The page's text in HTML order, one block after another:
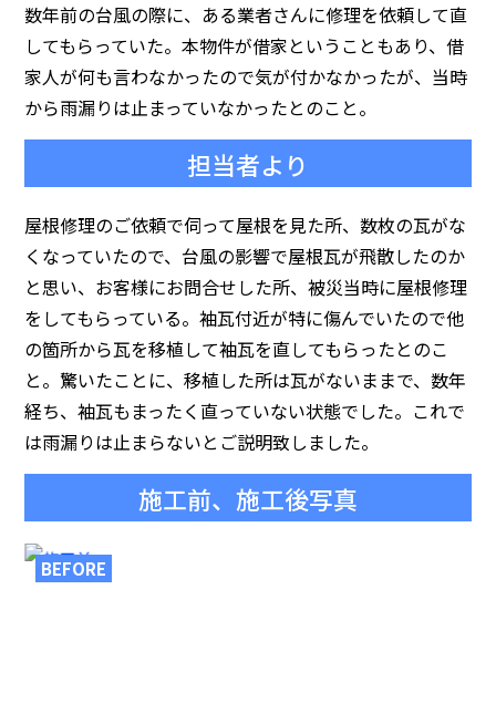
数年前の台風の際に、ある業者さんに修理を依頼して直
してもらっていた。本物件が借家ということもあり、借
家人が何も言わなかったので気が付かなかったが、当時
から雨漏りは止まっていなかったとのこと。
担当者より
屋根修理のご依頼で伺って屋根を見た所、数枚の瓦がな
くなっていたので、台風の影響で屋根瓦が飛散したのか
と思い、お客様にお問合せした所、被災当時に屋根修理
をしてもらっている。袖瓦付近が特に傷んでいたので他
の箇所から瓦を移植して袖瓦を直してもらったとのこ
と。驚いたことに、移植した所は瓦がないままで、数年
経ち、袖瓦もまったく直っていない状態でした。これで
は雨漏りは止まらないとご説明致しました。
施工前、施工後写真
BEFORE